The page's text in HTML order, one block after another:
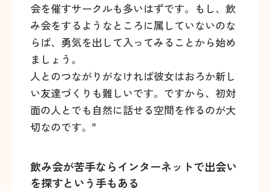
会を催すサークルも多いはずです。もし、飲
み会をするようなところに属していないのな
らば、勇気を出して入ってみることから始め
ましょう。
人とのつながりがなければ彼女はおろか新し
い友達づくりも難しいです。ですから、初対
面の人とでも自然に話せる空間を作るのが大
切なのです。"
飲み会が苦手ならインターネットで出会い
を探すという手もある